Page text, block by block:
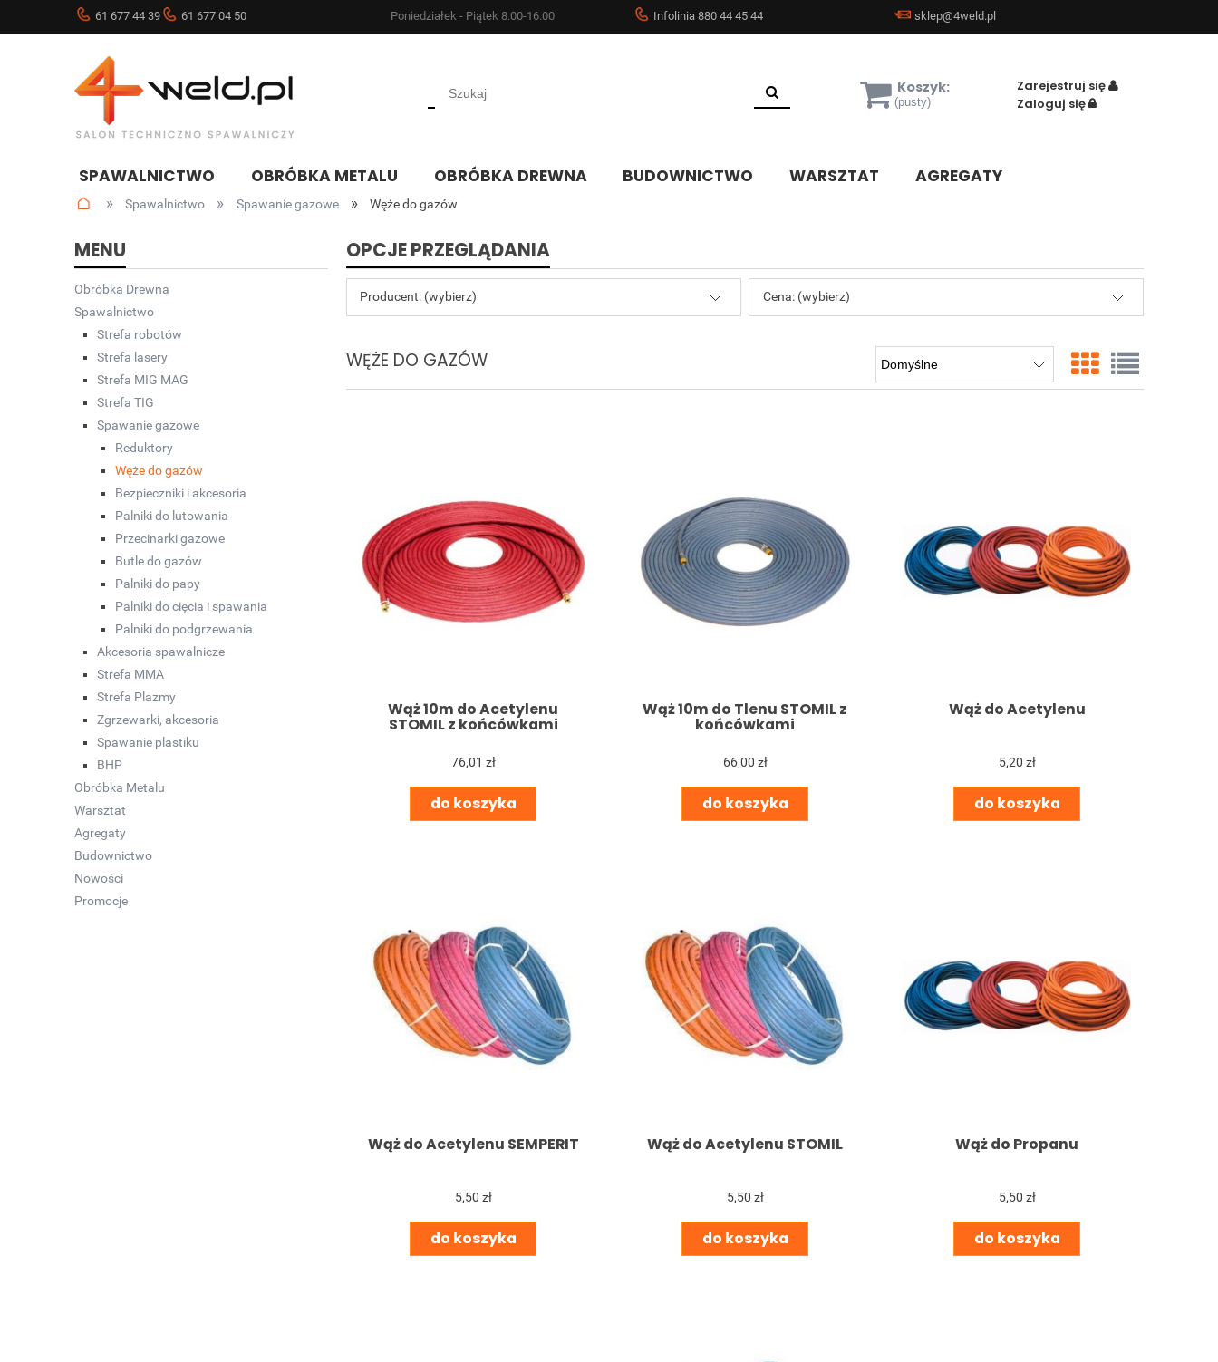
Zarejestruj się
Zaloguj się
Koszyk:
(pusty)
SPAWALNICTWO OBRÓBKA METALU OBRÓBKA DREWNA BUDOWNICTWO WARSZTAT
AGREGATY
NOWOŚCI
» Spawalnictwo » Spawanie gazowe » Węże do gazów
61 677 44 39 61 677 04 50 Poniedziałek - Piątek 8.00-16.00 Infolinia 880 44 45 44 sklep@4weld.pl
MENU
Obróbka Drewna
Spawalnictwo
Strefa robotów
Strefa lasery
Strefa MIG MAG
Strefa TIG
Spawanie gazowe
Reduktory
Węże do gazów
Bezpieczniki i akcesoria
Palniki do lutowania
Przecinarki gazowe
Butle do gazów
Palniki do papy
Palniki do cięcia i spawania
Palniki do podgrzewania
Akcesoria spawalnicze
Strefa MMA
Strefa Plazmy
Zgrzewarki, akcesoria
Spawanie plastiku
BHP
Obróbka Metalu
Warsztat
Agregaty
Budownictwo
Nowości
Promocje
OPCJE PRZEGLĄDANIA
Producent: (wybierz) Cena: (wybierz)
WĘŻE DO GAZÓW
Wąż 10m do Acetylenu
STOMIL z końcówkami
76,01 zł
do koszyka
Wąż 10m do Tlenu STOMIL z
końcówkami
66,00 zł
do koszyka
Wąż do Acetylenu
5,20 zł
do koszyka
Wąż do Acetylenu SEMPERIT
5,50 zł
do koszyka
Wąż do Acetylenu STOMIL
5,50 zł
do koszyka
Wąż do Propanu
5,50 zł
do koszyka